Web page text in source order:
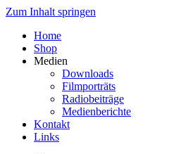
Zum Inhalt springen
Home
Shop
Medien
Downloads
Filmporträts
Radiobeiträge
Medienberichte
Kontakt
Links